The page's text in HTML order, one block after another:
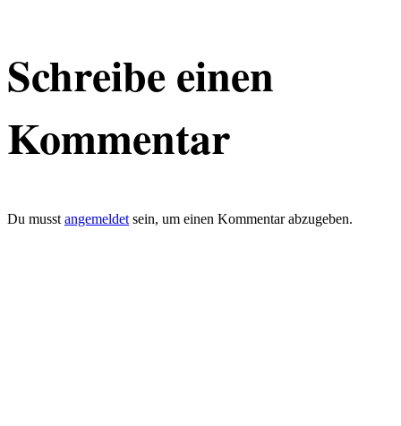
Schreibe einen
Kommentar
Du musst angemeldet sein, um einen Kommentar abzugeben.